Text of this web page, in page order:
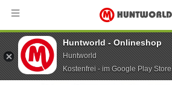
Hauptseite ...
Huntworld - Onlineshop
Huntworld
Kostenfrei - im Google Play Store